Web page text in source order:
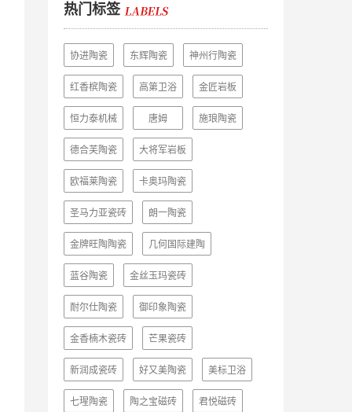
热门标签
协进陶瓷 东辉陶瓷 神州行陶瓷
红香槟陶瓷 高第卫浴 金匠岩板
恒力泰机械 唐姆 施琅陶瓷
德合芙陶瓷 大将军岩板
欧福莱陶瓷 卡奥玛陶瓷
圣马力亚瓷砖 朗一陶瓷
金牌旺陶陶瓷 几何国际建陶
蓝谷陶瓷 金丝玉玛瓷砖
耐尔仕陶瓷 御印象陶瓷
金香楠木瓷砖 芒果瓷砖
新润成瓷砖 好又美陶瓷 美标卫浴
七瑆陶瓷 陶之宝磁砖 君悦磁砖